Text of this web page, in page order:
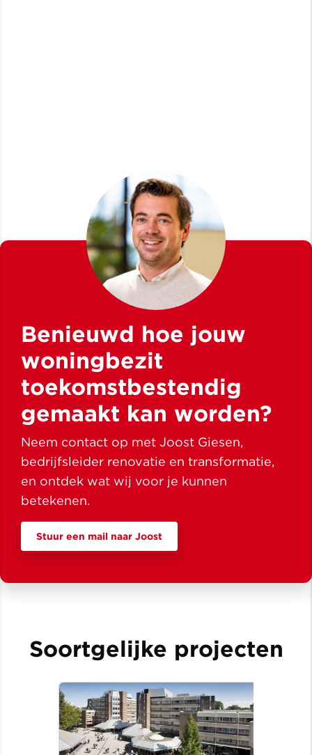
Benieuwd hoe jouw
woningbezit
toekomstbestendig
gemaakt kan worden?
Neem contact op met Joost Giesen,
bedrijfsleider renovatie en transformatie,
en ontdek wat wij voor je kunnen
betekenen.
Stuur een mail naar Joost
Soortgelijke projecten